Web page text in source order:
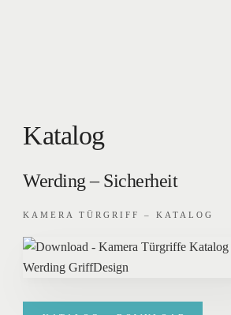
Katalog
Werding – Sicherheit
KAMERA TÜRGRIFF – KATALOG